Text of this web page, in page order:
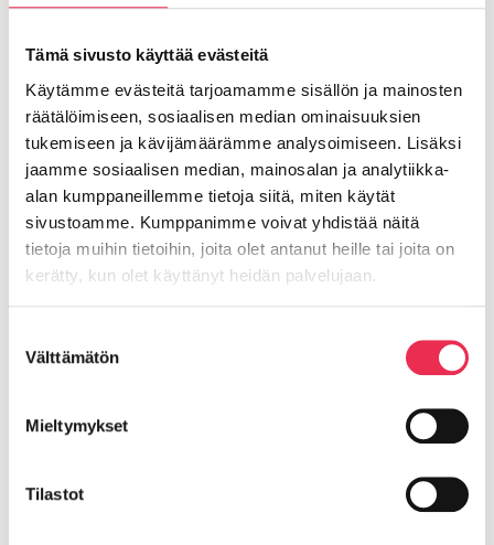
Tämä sivusto käyttää evästeitä
Käytämme evästeitä tarjoamamme sisällön ja mainosten
räätälöimiseen, sosiaalisen median ominaisuuksien
tukemiseen ja kävijämäärämme analysoimiseen. Lisäksi
jaamme sosiaalisen median, mainosalan ja analytiikka-
alan kumppaneillemme tietoja siitä, miten käytät
sivustoamme. Kumppanimme voivat yhdistää näitä
tietoja muihin tietoihin, joita olet antanut heille tai joita on
kerätty, kun olet käyttänyt heidän palvelujaan.
valinta
Välttämätön
Mieltymykset
Tilastot
63400 ALAVUS as.